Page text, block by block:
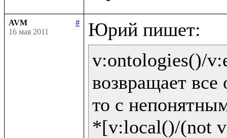
AVM
#
16 мая 2011
v:ontologies()/
возвращает
то с
*[v:local()/(not